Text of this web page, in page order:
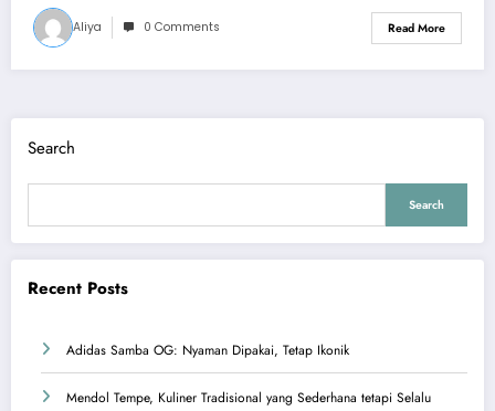
Aliya 0 Comments Read More
Search
Search
Recent Posts
Adidas Samba OG: Nyaman Dipakai, Tetap Ikonik
Mendol Tempe, Kuliner Tradisional yang Sederhana tetapi Selalu